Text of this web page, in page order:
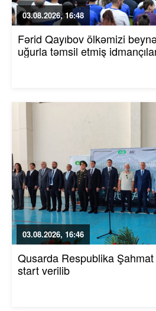
03.08.2026, 16:48
Fərid Qayıbov ölkəmizi
uğurla təmsil etmiş
03.08.2026, 16:46
Qusarda Respublika Şahmat
start verilib